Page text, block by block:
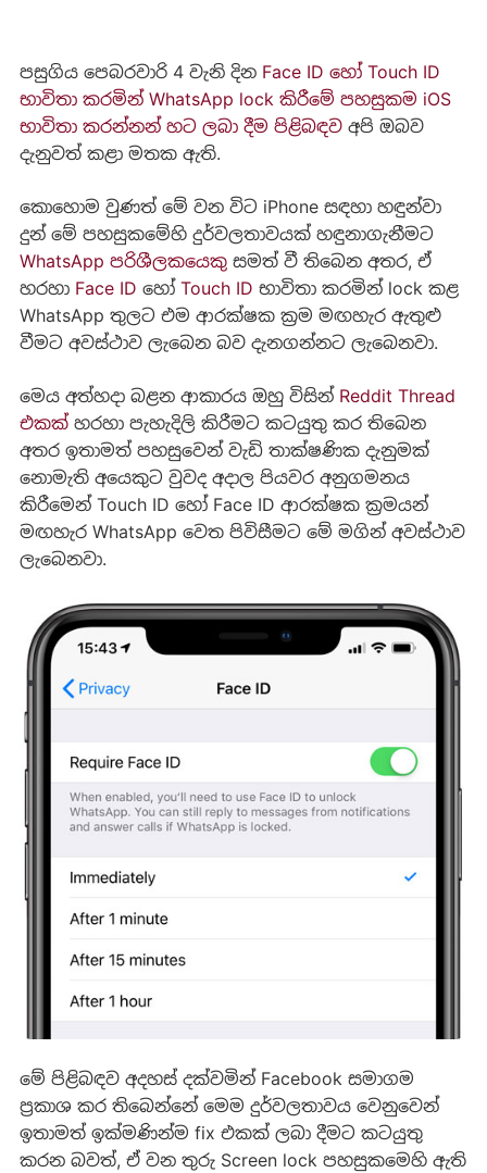
පසුගිය පෙබරවාරි 4 වැනි දින Face ID හෝ Touch ID
භාවිතා කරමින් WhatsApp lock කිරීමේ පහසුකම iOS
භාවිතා කරන්නන් හට ලබා දීම පිළිබඳවඅපි ඔබව
දැනුවත් කළා මතක ඇති.
කොහොම වුණත් මේ වන විට iPhone සඳහා හඳුන්වා
දුන් මේ පහසුකමේහි දුර්වලතාවයක් හඳුනාගැනීමට
WhatsApp පරිශීලකයෙකුසමත් වී තිබෙන අතර, ඒ
හරහා Face ID හෝ Touch ID භාවිතා කරමින් lock කළ
WhatsApp තුලට එම ආරක්ෂක ක්‍රම මඟහැර ඇතුළු
වීමට අවස්ථාව ලැබෙන බව දැනගන්නට ලැබෙනවා.
මෙය අත්හදා බළන ආකාරය ඔහු විසින් Reddit Thread
එකක්හරහා පැහැදිලි කිරීමට කටයුතු කර තිබෙන
අතර ඉතාමත් පහසුවෙන් වැඩි තාක්ෂණික දැනුමක්
නොමැති අයෙකුට වුවද අදාල පියවර අනුගමනය
කිරීමෙන් Touch ID හෝ Face ID ආරක්ෂක ක්‍රමයන්
මඟහැර WhatsApp වෙත පිවිසීමට මේ මගින් අවස්ථාව
ලැබෙනවා.
මේ පිළිබඳව අදහස් දක්වමින් Facebook සමාගම
ප්‍රකාශ කර තිබෙන්නේ මෙම දුර්වලතාවය වෙනුවෙන්
ඉතාමත් ඉක්මණින්ම fix එකක් ලබා දීමට කටයුතු
කරන බවත්, ඒ වන තුරු Screen lock පහසුකමෙහි ඇති